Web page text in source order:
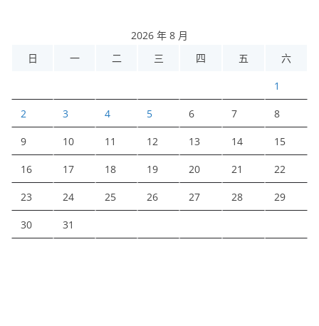
2026 年 8 月
日
一 二 三 四 五 六
1
2 3 4 5 6 7 8
9 10 11 12 13 14 15
16 17 18 19 20 21 22
23 24 25 26 27 28 29
30 31